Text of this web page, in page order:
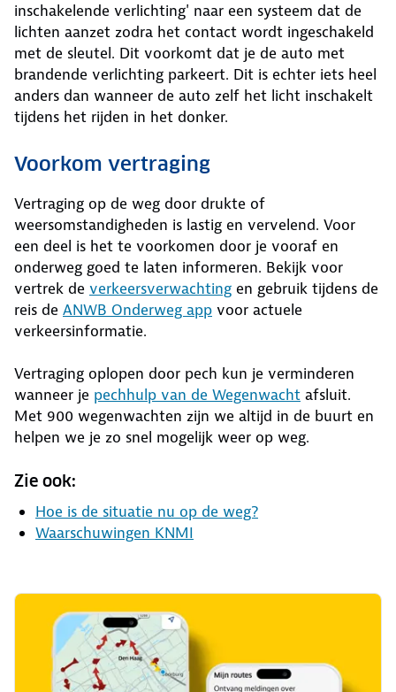
inschakelende verlichting' naar een systeem dat de
lichten aanzet zodra het contact wordt ingeschakeld
met de sleutel. Dit voorkomt dat je de auto met
brandende verlichting parkeert. Dit is echter iets heel
anders dan wanneer de auto zelf het licht inschakelt
tijdens het rijden in het donker.
Voorkom vertraging
Vertraging op de weg door drukte of
weersomstandigheden is lastig en vervelend. Voor
een deel is het te voorkomen door je vooraf en
onderweg goed te laten informeren. Bekijk voor
vertrek de verkeersverwachting en gebruik tijdens de
reis de ANWB Onderweg app voor actuele
verkeersinformatie.
Vertraging oplopen door pech kun je verminderen
wanneer je pechhulp van de Wegenwacht afsluit.
Met 900 wegenwachten zijn we altijd in de buurt en
helpen we je zo snel mogelijk weer op weg.
Zie ook:
Hoe is de situatie nu op de weg?
Waarschuwingen KNMI